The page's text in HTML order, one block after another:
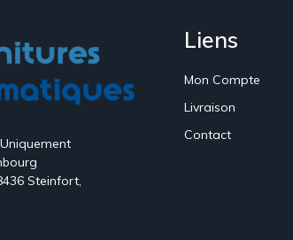
Steinfort,
Liens
Mon Compte
Livraison
Contact